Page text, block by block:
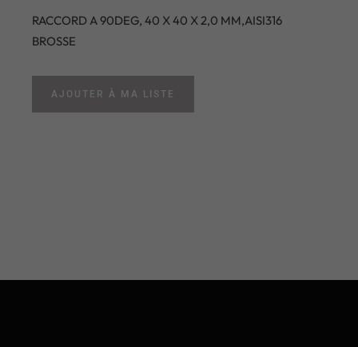
RACCORD A 90DEG, 40 X 40 X 2,0 MM,AISI316
BROSSE
AJOUTER À MA LISTE